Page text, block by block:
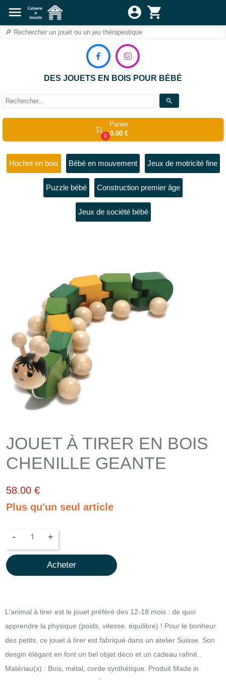
 
DES JOUETS EN BOIS POUR BÉBÉ
search

0
Panier
0.00 €
Hochet en bois Bébé en mouvement Jeux de motricité fine
Puzzle bébé Construction premier âge
Jeux de société bébé
JOUET À TIRER EN BOIS
CHENILLE GEANTE
58.00 €
Plus qu'un seul article
- +
Acheter
L'animal à tirer est le jouet préféré des 12-18 mois : de quoi
apprendre la physique (poids, vitesse, équilibre) ! Pour le bonheur
des petits, ce jouet à tirer est fabriqué dans un atelier Suisse. Son
desgin élégant en font un bel objet déco et un cadeau rafiné..
Matériau(x) : Bois, métal, corde synthétique. Produit Made in
menu account_circle shopping_cart